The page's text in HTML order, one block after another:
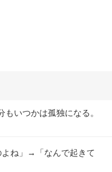
いつかは孤独になる。
よね」→「なんで起きて